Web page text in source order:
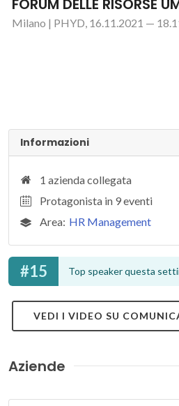
FORUM DELLE RISORSE
Milano | PHYD, 16.11.2021 —
Informazioni
1 azienda collegata
Protagonista in 9 eventi
Area: HR Management
#15 Top speaker questa
VEDI I VIDEO SU
Aziende